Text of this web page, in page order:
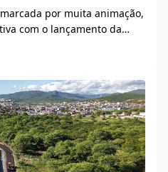
por muita animação,
com o lançamento da
da Bahia, o São João de
pela Prefe...